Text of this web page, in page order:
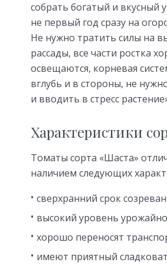
собрать богатый и вкусный
не первый год сразу на
Не нужно тратить силы на
рассады, все части ростка
освещаются, корневая
вглубь и в стороны, не
и вводить в стресс
Характеристики
Томаты сорта «Шаста»
наличием следующих
сверхранний срок
высокий уровень
хорошо переносят
имеют приятный